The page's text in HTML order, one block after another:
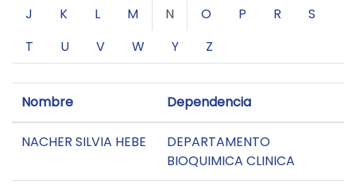
J
K L M N O P R
S
T
U V W Y Z
Nombre Dependencia
NACHER SILVIA HEBE
DEPARTAMENTO
BIOQUIMICA CLINICA